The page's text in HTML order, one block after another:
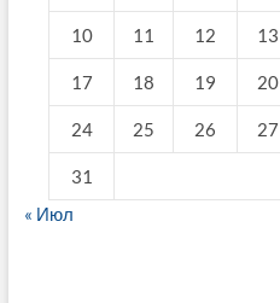
10 11 12 13
17 18 19 20
24 25 26 27
31
« Июл